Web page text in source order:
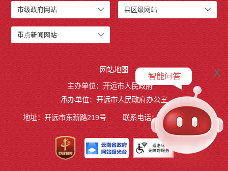
中国民主同盟开远市委员会
中国农工民主党开远市委员会
中国民主建国会云南省开远市总支部委员会
开远市退役军人事务局
开远市融媒体中心
开远市城市政府专职消防队
行政事业性收费
公务员管理
市级政府网站 县区级网站
重点新闻网站
网站地图
主办单位：开远市人民政府
承办单位：开远市人民政府办公室
地址：开远市东新路219号 联系电话：0873-7236877
x